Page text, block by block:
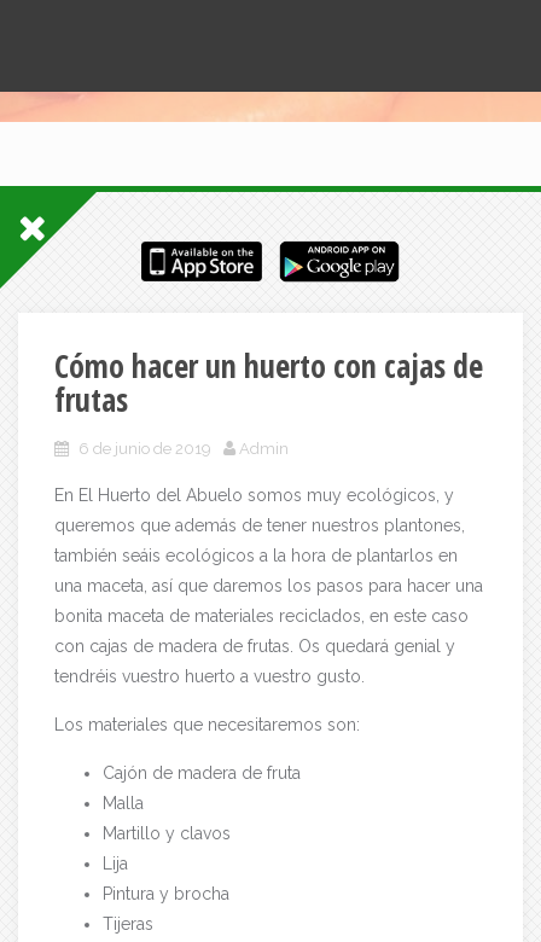
Cómo hacer un huerto con cajas de
frutas
6 de junio de 2019 Admin
En El Huerto del Abuelo somos muy ecológicos, y
queremos que además de tener nuestros plantones,
también seáis ecológicos a la hora de plantarlos en
una maceta, así que daremos los pasos para hacer una
bonita maceta de materiales reciclados, en este caso
con cajas de madera de frutas. Os quedará genial y
tendréis vuestro huerto a vuestro gusto.
Los materiales que necesitaremos son:
Cajón de madera de fruta
Malla
Martillo y clavos
Lija
Pintura y brocha
Tijeras